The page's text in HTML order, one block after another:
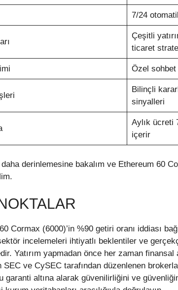
7/24
Çeşitli
ticaret
Özel sohbet
Bilinçli
sinyalleri
Aylık ücreti
içerir
derinlemesine bakalım ve Ethereum 60
Cormax (6000)’in %90 getiri oranı iddiası
incelemeleri ihtiyatlı beklentiler ve
Yatırım yapmadan önce her zaman finansal
SEC ve CySEC tarafından düzenlenen
garanti altına alarak güvenilirliğini ve